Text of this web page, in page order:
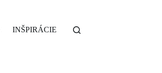
INŠPIRÁCIE